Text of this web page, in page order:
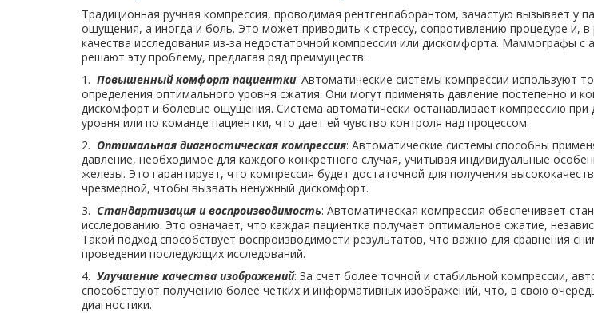
Традиционная ручная компрессия, проводимая рентгенлаборантом, зачастую вызывает у
ощущения, а иногда и боль. Это может приводить к стрессу, сопротивлению процедуре и, в
качества исследования из-за недостаточной компрессии или дискомфорта. Маммографы с
решают эту проблему, предлагая ряд преимуществ:
1. Повышенный комфорт пациентки: Автоматические системы компрессии используют
определения оптимального уровня сжатия. Они могут применять давление постепенно и
дискомфорт и болевые ощущения. Система автоматически останавливает компрессию
уровня или по команде пациентки, что дает ей чувство контроля над процессом.
2. Оптимальная диагностическая компрессия: Автоматические системы способны
давление, необходимое для каждого конкретного случая, учитывая индивидуальные
железы. Это гарантирует, что компрессия будет достаточной для получения
чрезмерной, чтобы вызвать ненужный дискомфорт.
3. Стандартизация и воспроизводимость: Автоматическая компрессия обеспечивает
исследованию. Это означает, что каждая пациентка получает оптимальное сжатие,
Такой подход способствует воспроизводимости результатов, что важно для сравнения
проведении последующих исследований.
4. Улучшение качества изображений: За счет более точной и стабильной компрессии,
способствуют получению более четких и информативных изображений, что, в свою
диагностики.